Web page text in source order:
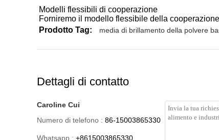
Modelli flessibili di cooperazione
Forniremo il modello flessibile della
Prodotto Tag:
media di brillamento della polvere
Dettagli di contatto
Caroline Cui
Numero di telefono : 86-15003865330
Whatsapp : +8615003865330